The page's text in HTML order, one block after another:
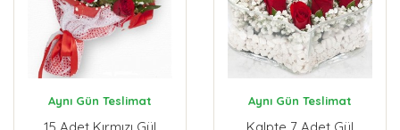
Aynı Gün Teslimat
15 Adet Kırmızı Gül
Aynı Gün Teslimat
Kalpte 7 Adet Gül